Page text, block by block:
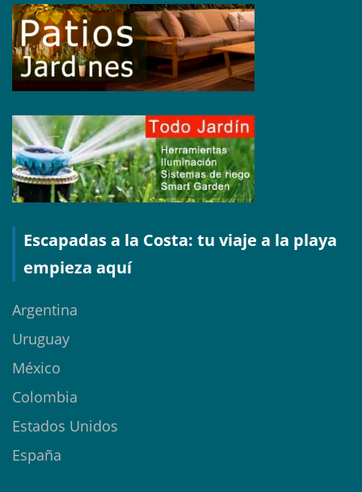
Escapadas a la Costa: tu viaje a la playa
empieza aquí
Argentina
Uruguay
México
Colombia
Estados Unidos
España